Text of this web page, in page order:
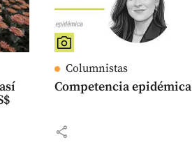
Columnistas
Competencia epidémica
share